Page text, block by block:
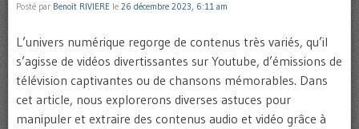
Posté par Benoît RIVIERE le 26 décembre 2023, 6:11 am
L’univers numérique regorge de contenus très variés, qu’il
s’agisse de vidéos divertissantes sur Youtube, d’émissions de
télévision captivantes ou de chansons mémorables. Dans
cet article, nous explorerons diverses astuces pour
manipuler et extraire des contenus audio et vidéo grâce à